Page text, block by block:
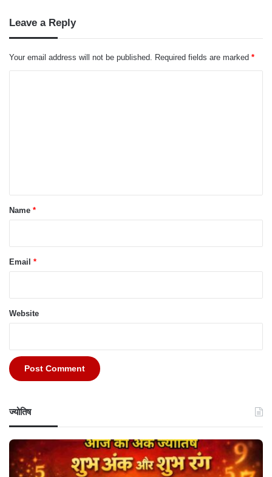
Leave a Reply
Your email address will not be published. Required fields are marked *
*Name *
Email *
Website
ज्योतिष